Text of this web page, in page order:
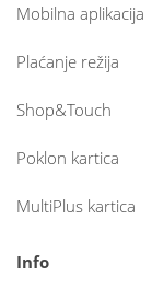
Mobilna aplikacija
Plaćanje režija
Shop&Touch
Poklon kartica
MultiPlus kartica
Info